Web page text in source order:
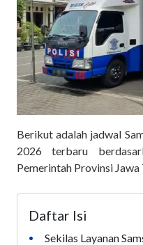
Berikut adalah jadwal
2026 terbaru
Pemerintah Provinsi Jawa
Daftar Isi
•
Sekilas Layanan